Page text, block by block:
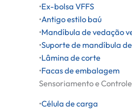
•Ex-bolsa VFFS
•Antigo estilo baú
•Mandíbula de vedação
•Suporte de mandíbula
•Lâmina de corte
•Facas de embalagem
Sensoriamento e Controle
•Célula de carga